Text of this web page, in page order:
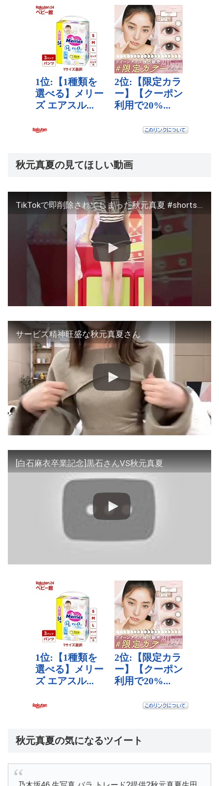
秋元真夏の見てほしい動画
TikTokで即削除されてしまった秋元真夏 #shorts #乃木坂46
サービス精神旺盛な秋元真夏さん
[白石麻衣卒業記念]黒石さんVS秋元真夏
秋元真夏の気になるツイート